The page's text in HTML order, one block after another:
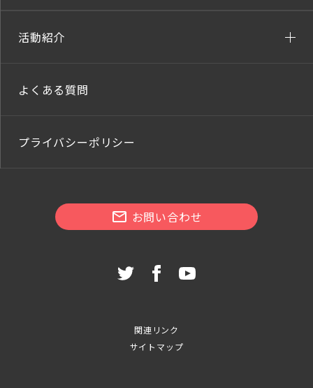
活動紹介
よくある質問
プライバシーポリシー
お問い合わせ
関連リンク
サイトマップ